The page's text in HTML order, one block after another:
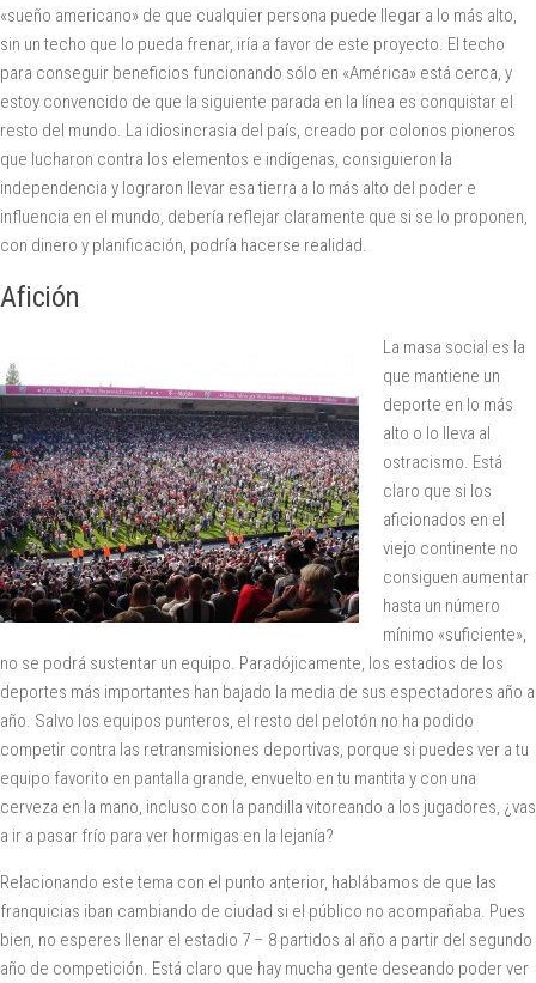
«sueño americano» de que cualquier persona puede llegar a lo más alto,
sin un techo que lo pueda frenar, iría a favor de este proyecto. El techo
para conseguir beneficios funcionando sólo en «América» está cerca, y
estoy convencido de que la siguiente parada en la línea es conquistar el
resto del mundo. La idiosincrasia del país, creado por colonos pioneros
que lucharon contra los elementos e indígenas, consiguieron la
independencia y lograron llevar esa tierra a lo más alto del poder e
influencia en el mundo, debería reflejar claramente que si se lo proponen,
con dinero y planificación, podría hacerse realidad.
Afición
La masa social es la
que mantiene un
deporte en lo más
alto o lo lleva al
ostracismo. Está
claro que si los
aficionados en el
viejo continente no
consiguen aumentar
hasta un número
mínimo «suficiente»,
no se podrá sustentar un equipo. Paradójicamente, los estadios de los
deportes más importantes han bajado la media de sus espectadores año a
año. Salvo los equipos punteros, el resto del pelotón no ha podido
competir contra las retransmisiones deportivas, porque si puedes ver a tu
equipo favorito en pantalla grande, envuelto en tu mantita y con una
cerveza en la mano, incluso con la pandilla vitoreando a los jugadores, ¿vas
a ir a pasar frío para ver hormigas en la lejanía?
Relacionando este tema con el punto anterior, hablábamos de que las
franquicias iban cambiando de ciudad si el público no acompañaba. Pues
bien, no esperes llenar el estadio 7 – 8 partidos al año a partir del segundo
año de competición. Está claro que hay mucha gente deseando poder ver